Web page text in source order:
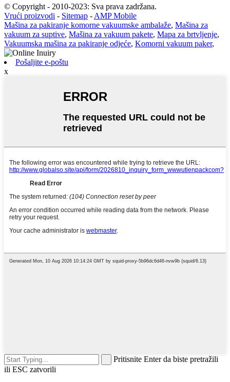
© Copyright - 2010-2023: Sva prava zadržana.
Vrući proizvodi - Sitemap -AMP Mobile
Mašina za pakiranje komorne vakuumske ambalaže, Mašina za
vakuum za suptive, Mašina za vakuum pakete, Mapa za brtvljenje,
Vakuumska mašina za pakiranje odjeće, Komorni vakuum paker,
Pošaljite e-poštu
x
Pritisnite Enter da biste pretražili
ili ESC zatvorili